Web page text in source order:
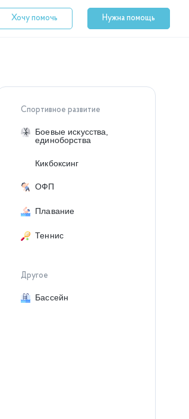
Хочу помочь Нужна помощь
Спортивное развитие
Боевые искусства,
единоборства
Кикбоксинг
ОФП
Плавание
Теннис
Другое
Бассейн